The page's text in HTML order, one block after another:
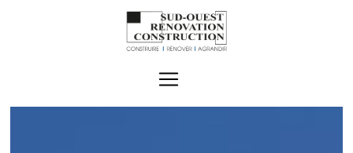
Panneau de gestion des cookies